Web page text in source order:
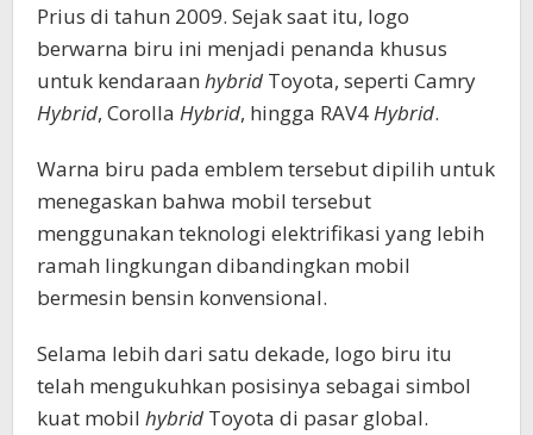
Prius di tahun 2009. Sejak saat itu, logo
berwarna biru ini menjadi penanda khusus
untuk kendaraan hybrid Toyota, seperti Camry
Hybrid, Corolla Hybrid, hingga RAV4Hybrid.
Warna biru pada emblem tersebut dipilih untuk
menegaskan bahwa mobil tersebut
menggunakan teknologi elektrifikasi yang lebih
ramah lingkungan dibandingkan mobil
bermesin bensin konvensional.
Selama lebih dari satu dekade, logo biru itu
telah mengukuhkan posisinya sebagai simbol
kuat mobil hybrid Toyota di pasar global.